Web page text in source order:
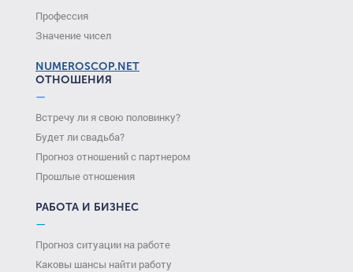
Профессия
Значение чисел
NUMEROSCOP.NET
ОТНОШЕНИЯ
—
Встречу ли я свою половинку?
Будет ли свадьба?
Прогноз отношений с партнером
Прошлые отношения
РАБОТА И БИЗНЕС
—
Прогноз ситуации на работе
Каковы шансы найти работу